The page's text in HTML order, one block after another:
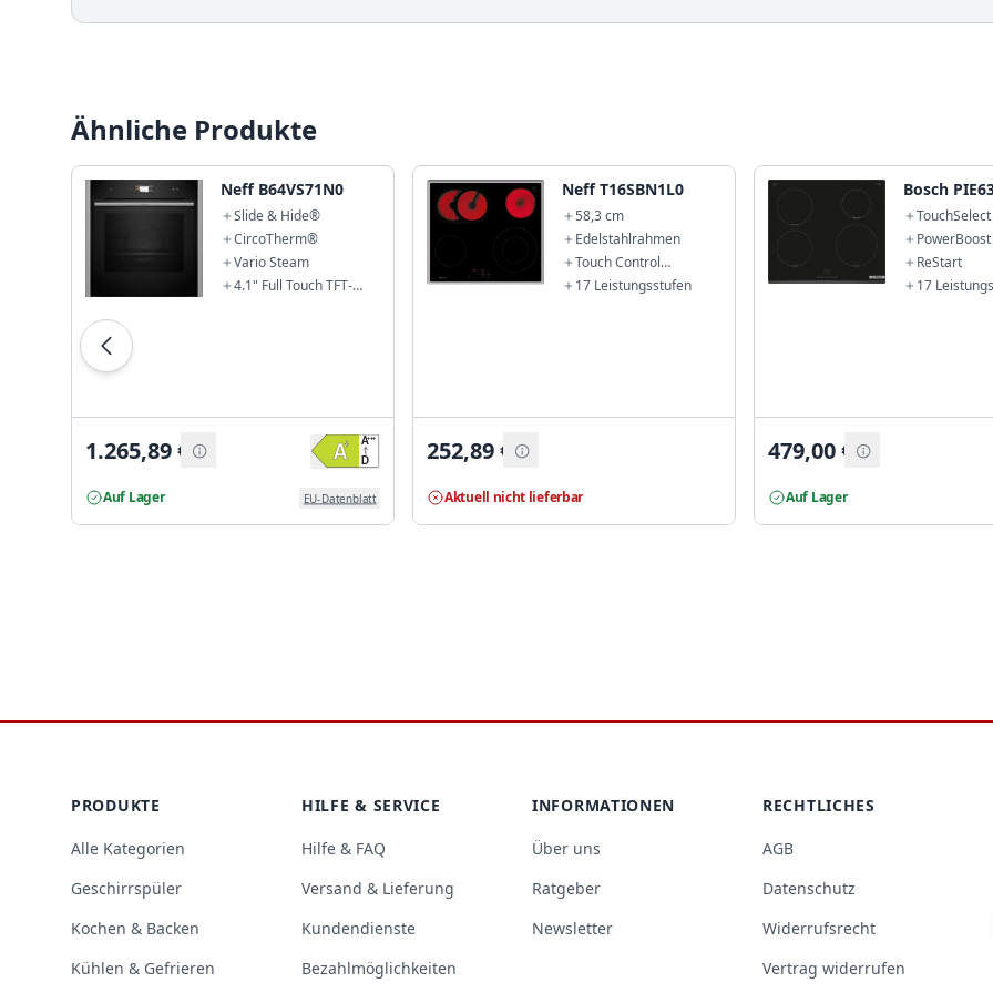
Ähnliche Produkte
Neff B64VS71N0
Slide & Hide®
CircoTherm®
Vario Steam
4.1" Full Touch TFT-
1.265,89€
Auf Lager EU-Datenblatt
Neff T16SBN1L0
58,3 cm
Edelstahlrahmen
Touch Control
Steuerung
17 Leistungsstufen
252,89€
Aktuell nicht lieferbar
Bosch
TouchSelect
PowerBoost
ReStart
17
479,00€
Auf Lager
PRODUKTE
Alle Kategorien
Geschirrspüler
Kochen & Backen
Kühlen & Gefrieren
HILFE & SERVICE
Hilfe & FAQ
Versand & Lieferung
Kundendienste
Bezahlmöglichkeiten
INFORMATIONEN
Über uns
Ratgeber
Newsletter
RECHTLICHES
AGB
Datenschutz
Widerrufsrecht
Vertrag widerrufen